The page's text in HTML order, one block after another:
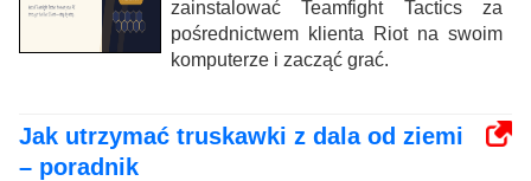
zainstalować Teamfight Tactics za
pośrednictwem klienta Riot na swoim
komputerze i zacząć grać.
Jak utrzymać truskawki z dala od ziemi
– poradnik